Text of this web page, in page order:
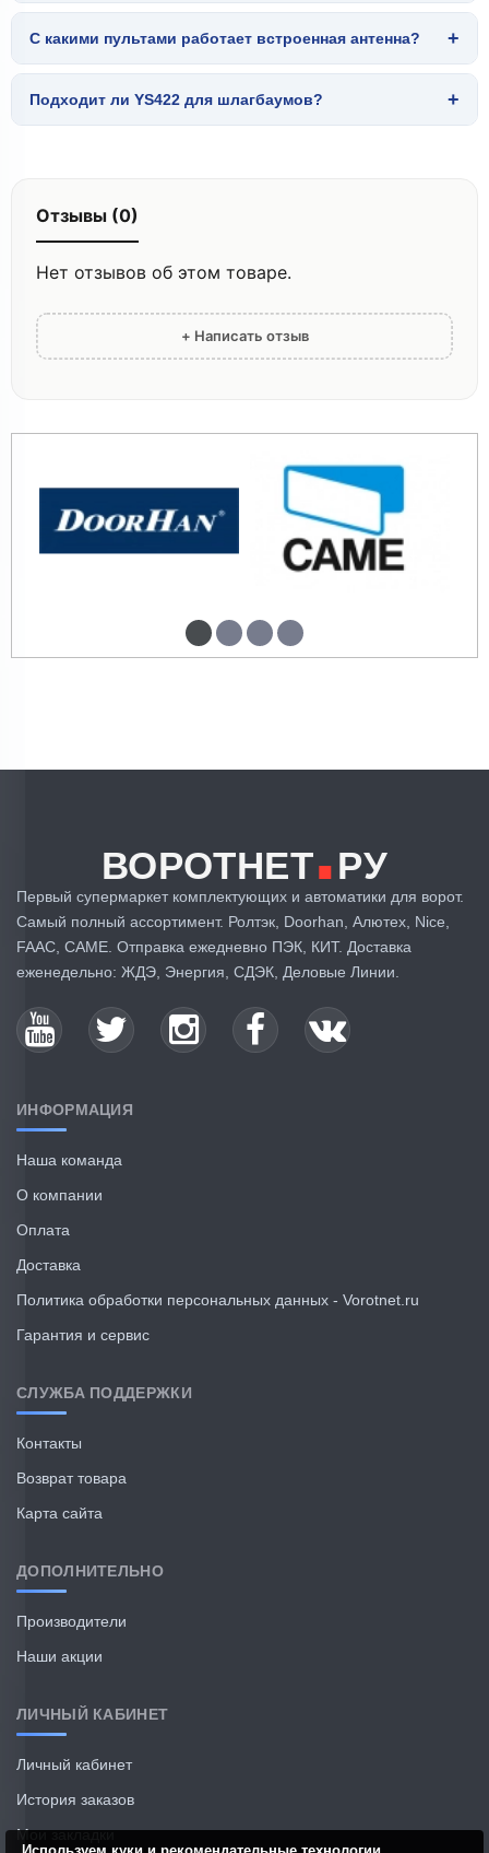
С какими пультами работает встроенная антенна? +
Подходит ли YS422 для шлагбаумов? +
Отзывы (0)
Нет отзывов об этом товаре.
+ Написать отзыв
ВОРОТНЕТ.РУ
Первый супермаркет комплектующих и автоматики для ворот.
Самый полный ассортимент. Ролтэк, Doorhan, Алютех, Nice,
FAAC, CAME. Отправка ежедневно ПЭК, КИТ. Доставка
еженедельно: ЖДЭ, Энергия, СДЭК, Деловые Линии.
ИНФОРМАЦИЯ
Наша команда
О компании
Оплата
Доставка
Политика обработки персональных данных - Vorotnet.ru
Гарантия и сервис
СЛУЖБА ПОДДЕРЖКИ
Контакты
Возврат товара
Карта сайта
ДОПОЛНИТЕЛЬНО
Производители
Наши акции
ЛИЧНЫЙ КАБИНЕТ
Личный кабинет
История заказов
Мои закладки